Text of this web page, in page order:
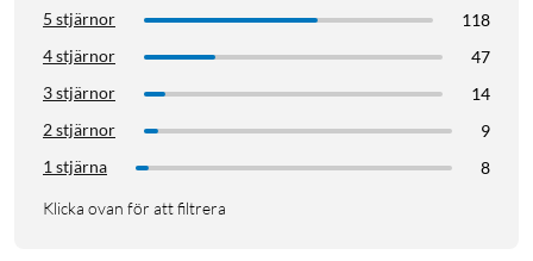
5 stjärnor
118
4 stjärnor
47
3 stjärnor
14
2 stjärnor
9
1 stjärna
8
Klicka ovan för att filtrera